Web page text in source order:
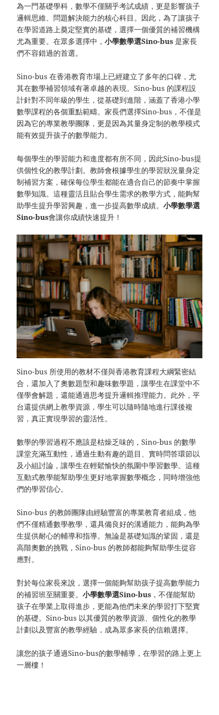
為一門基礎學科，數學不僅關乎考試成績，更是影響孩子
邏輯思維、問題解決能力的核心科目。因此，為了讓孩子
在學習道路上奠定堅實的基礎，選擇一個優質的補習機構
尤為重要。在眾多選擇中，小學數學選Sino-bus 是家長
們不容錯過的首選。
Sino-bus 在香港教育市場上已經建立了多年的口碑，尤
其在數學補習領域有著卓越的表現。Sino-bus 的課程設
計針對不同年級的學生，從基礎到進階，涵蓋了香港小學
數學課程的各個重點範疇。家長們選擇Sino-bus，不僅是
因為它的專業教學團隊，更是因為其量身定制的教學模式
能有效提升孩子的數學能力。
每個學生的學習能力和進度都有所不同，因此Sino-bus提
供個性化的教學計劃。教師會根據學生的學習狀況量身定
制補習方案，確保每位學生都能在適合自己的節奏中掌握
數學知識。這種靈活且貼合學生需求的教學方式，能夠幫
助學生提升學習興趣，進一步提高數學成績。小學數學選
Sino-bus會讓你成績快速提升！
Sino-bus 所使用的教材不僅與香港教育課程大綱緊密結
合，還加入了奧數題型和趣味數學題，讓學生在課堂中不
僅學會解題，還能通過思考提升邏輯推理能力。此外，平
台還提供網上教學資源，學生可以隨時隨地進行課後複
習，真正實現學習的靈活性。
數學的學習過程不應該是枯燥乏味的，Sino-bus 的數學
課堂充滿互動性，通過生動有趣的題目、實時問答環節以
及小組討論，讓學生在輕鬆愉快的氛圍中學習數學。這種
互動式教學能幫助學生更好地掌握數學概念，同時增強他
們的學習信心。
Sino-bus 的教師團隊由經驗豐富的專業教育者組成，他
們不僅精通數學教學，還具備良好的溝通能力，能夠為學
生提供耐心的輔導和指導。無論是基礎知識的鞏固，還是
高階奧數的挑戰，Sino-bus 的教師都能夠幫助學生從容
應對。
對於每位家長來說，選擇一個能夠幫助孩子提高數學能力
的補習班至關重要。小學數學選Sino-bus ，不僅能幫助
孩子在學業上取得進步，更能為他們未來的學習打下堅實
的基礎。Sino-bus 以其優質的教學資源、個性化的教學
計劃以及豐富的教學經驗，成為眾多家長的信賴選擇。
讓您的孩子通過Sino-bus的數學輔導，在學習的路上更上
一層樓！